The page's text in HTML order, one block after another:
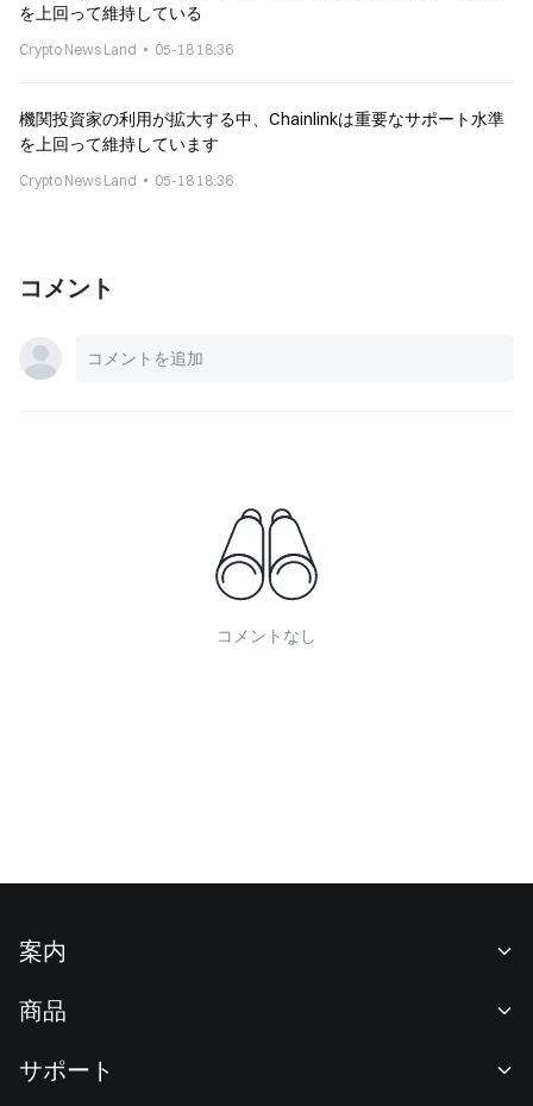
を上回って維持している
Crypto News Land 05-18 18:36
機関投資家の利用が拡大する中、Chainlinkは重要なサポート水準
を上回って維持しています
Crypto News Land 05-18 18:36
コメント
コメントなし
案内
ニュースルーム
商品
サポート